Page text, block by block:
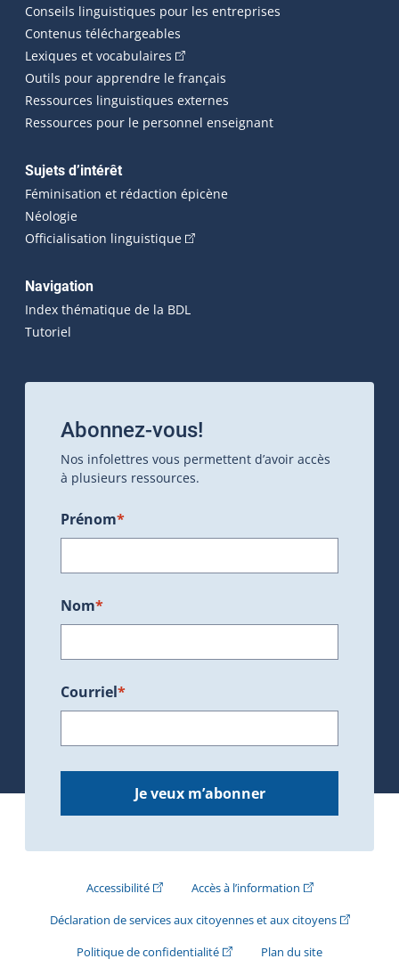
Conseils linguistiques pour les entreprises
Contenus téléchargeables
Lexiques et vocabulaires (Cet hyperlien externe s'ouvrira
Outils pour apprendre le français
Ressources linguistiques externes
Ressources pour le personnel enseignant
Sujets d’intérêt
Féminisation et rédaction épicène
Néologie
Officialisation linguistique(Cet hyperlien externe s'ouvrira
Navigation
Index thématique de la BDL
Tutoriel
Abonnez-vous!
Nos infolettres vous permettent d’avoir accès
à plusieurs ressources.
Prénom*
Nom*
Courriel*
Je veux m’abonner
Accessibilité(Cet hyperlien externe s'ouvrira dans une
Accès à l’information(Cet hyperlien
Déclaration de services aux citoyennes et aux citoyens(Cet
Politique de confidentialité(Cet hyperlien externe s'ouvrira
Plan du site